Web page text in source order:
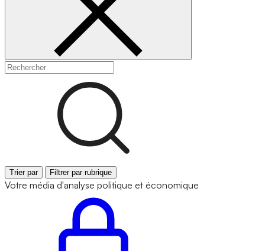
Trier par Filtrer par rubrique
Votre média d'analyse politique et économique